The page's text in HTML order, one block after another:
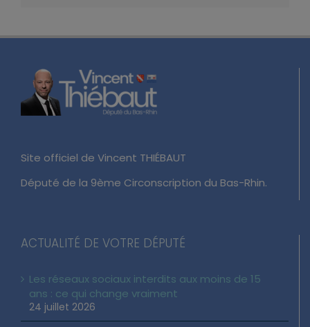
Site officiel de Vincent THIÉBAUT
Député de la 9ème Circonscription du Bas-Rhin.
ACTUALITÉ DE VOTRE DÉPUTÉ
Les réseaux sociaux interdits aux moins de 15
ans : ce qui change vraiment
24 juillet 2026